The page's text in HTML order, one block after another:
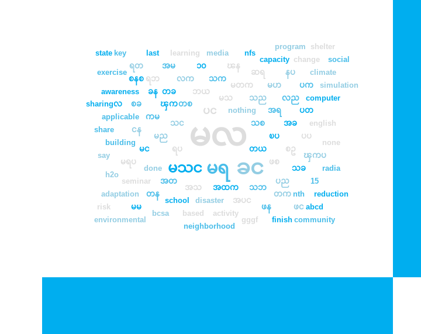
မလ
ခင
မရ
မသင
ပင
nothing
သစ
တယ
ရပ
သင
တစ
ၾက
မသ
သည
အရ
ၿပ
ဖစ
မည
အတ
တခ ဘယ
ပည
သဘ
အထက
အသ
done
ကမ
ခန
မတက မဟ
လည
အခ
စဥ
တက
တန
မင
ရဘ လက သက
သခ
အပင
disaster
nth
school
seminar
ငန
စခ
စနစ
ဆရ နပ
ပက
ပတ
ပပ
ဖင
ဖန
မမ
မရပ
ရတ အမ ၁၀ ၽန
ၾကပ
15
abcd
activity
adaptation
applicable
awareness
based
bcsa
building
capacity change
climate
community
computer
english
environmental
exercise
finish
gggf
h2o
key last learning media
neighborhood
nfs
none
program
radia
reduction
risk
say
share
sharingလ
shelter
simulation
social
state